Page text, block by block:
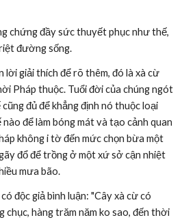
chứng đầy sức thuyết phục như thế,
đường sống.
lời giải thích để rõ thêm, đó là xà cừ
Pháp thuộc. Tuổi đời của chúng ngót
đủ để khẳng định nó thuộc loại
để làm bóng mát và tạo cảnh quan
không i tờ đến mức chọn bừa một
đổ để trồng ở một xứ sở cận nhiệt
mưa bão.
độc giả bình luận: "Cây xà cừ có
chục, hàng trăm năm ko sao, đến thời